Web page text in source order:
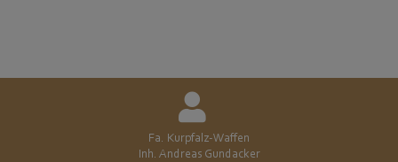
Fa. Kurpfalz-Waffen
Inh. Andreas Gundacker